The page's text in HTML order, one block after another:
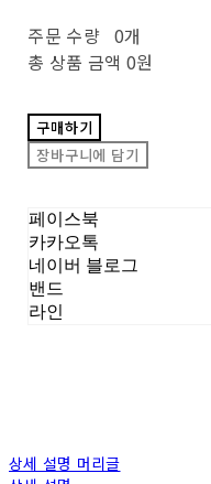
주문 수량 0개
총 상품 금액 0원
구매하기
장바구니에 담기
페이스북
카카오톡
네이버 블로그
밴드
라인
상세 설명 머리글